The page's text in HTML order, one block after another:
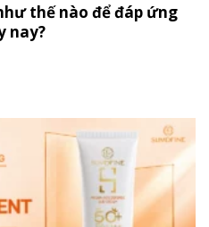
thế nào để đáp ứng
nay?